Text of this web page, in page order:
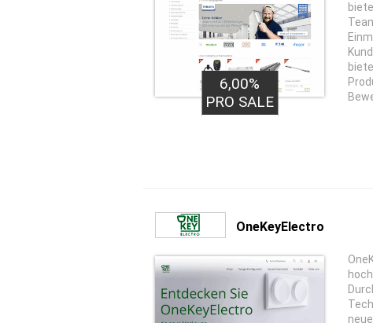
6,00%
PRO SALE
OneKeyElectro